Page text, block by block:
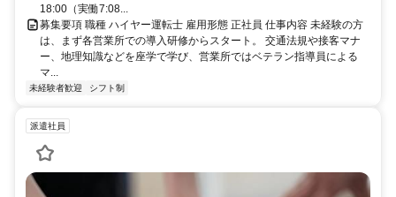
18:00（実働7:08...
募集要項 職種 ハイヤー運転士 雇用形態 正社員 仕事内容 未経験の方
は、まず各営業所での導入研修からスタート。 交通法規や接客マナ
ー、地理知識などを座学で学び、営業所ではベテラン指導員による
マ...
未経験者歓迎 シフト制
派遣社員